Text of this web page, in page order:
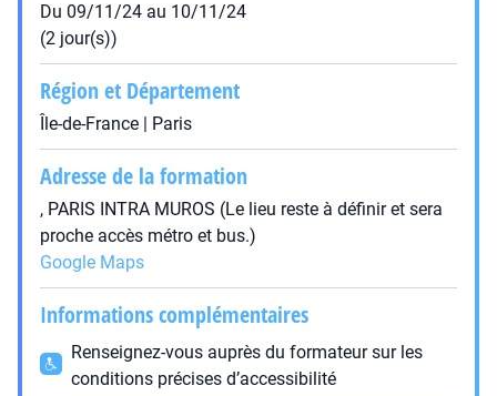
Du 09/11/24 au 10/11/24
(2 jour(s))
Région et Département
Île-de-France | Paris
Adresse de la formation
, PARIS INTRA MUROS (Le lieu reste à définir et sera
proche accès métro et bus.)
Google Maps
Informations complémentaires
Renseignez-vous auprès du formateur sur les
conditions précises d’accessibilité